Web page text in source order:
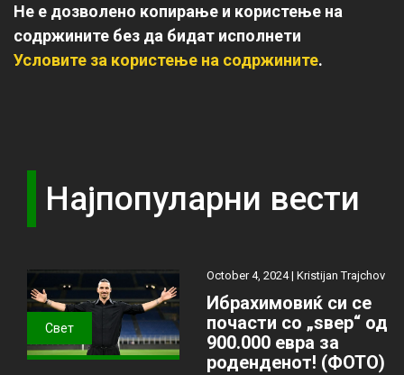
Не е дозволено копирање и користење на
содржините без да бидат исполнети
Условите за користење на содржините.
Најпопуларни вести
Свет
October 4, 2024 |Kristijan Trajchov
Ибрахимовиќ си се
почасти со „ѕвер“ од
900.000 евра за
роденденот! (ФОТО)